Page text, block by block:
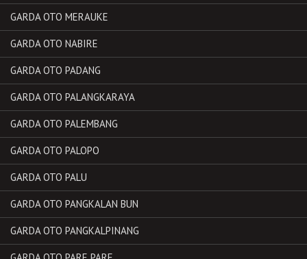
GARDA OTO MERAUKE
GARDA OTO NABIRE
GARDA OTO PADANG
GARDA OTO PALANGKARAYA
GARDA OTO PALEMBANG
GARDA OTO PALOPO
GARDA OTO PALU
GARDA OTO PANGKALAN BUN
GARDA OTO PANGKALPINANG